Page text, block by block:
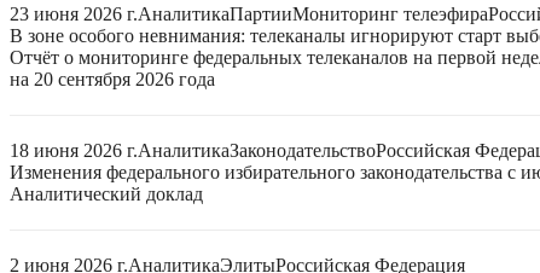
23 июня 2026 г.АналитикаПартииМониторинг телеэфира
В зоне особого невнимания: телеканалы игнорируют старт
Отчёт о мониторинге федеральных телеканалов на первой
на 20 сентября 2026 года
18 июня 2026 г.АналитикаЗаконодательствоРоссийская
Изменения федерального избирательного законодательства с
Аналитический доклад
2 июня 2026 г.АналитикаЭлитыРоссийская Федерация